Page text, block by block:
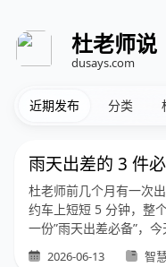
杜老师说
dusays.com
近期发布 分类
雨天出差的 3 件
杜老师前几个月有一次
约车上短短 5 分钟，整
一份”雨天出差必备”，
2026-06-13 智